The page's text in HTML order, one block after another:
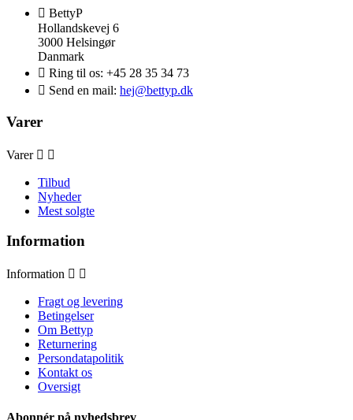
 BettyP
Hollandskevej 6
3000 Helsingør
Danmark
 Ring til os: +45 28 35 34 73
 Send en mail: hej@bettyp.dk
Varer
Varer  
Tilbud
Nyheder
Mest solgte
Information
Information  
Fragt og levering
Betingelser
Om Bettyp
Returnering
Persondatapolitik
Kontakt os
Oversigt